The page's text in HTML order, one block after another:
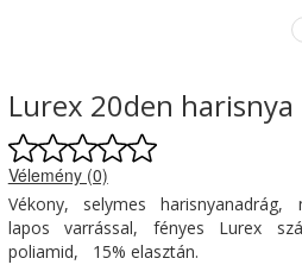
Lurex 20den
Vélemény (0)
Vékony, selymes harisnyanadrág,
lapos varrással, fényes Lurex
poliamid, 15% elasztán.